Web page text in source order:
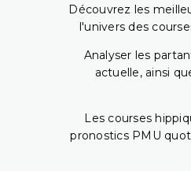
Découvrez les
l'univers des
Analyser les
actuelle, ainsi
Les courses
pronostics PMU